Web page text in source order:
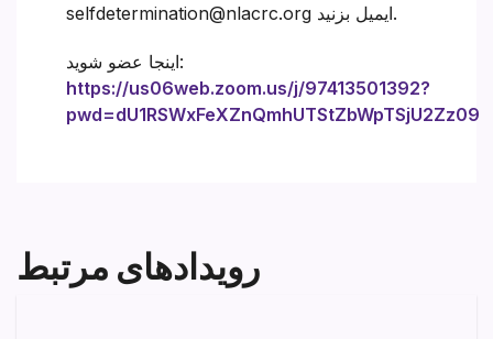
selfdetermination@nlacrc.org ایمیل بزنید.
اینجا عضو شوید:
https://us06web.zoom.us/j/97413501392?
pwd=dU1RSWxFeXZnQmhUTStZbWpTSjU2Zz09
رویدادهای مرتبط